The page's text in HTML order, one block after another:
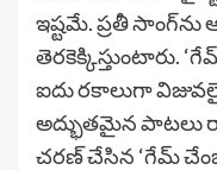
ఇష్ట‌మే. ప్ర‌తీ
తెర‌కెక్కిస్తుంటారు.
ఐదు ర‌కాలుగా
అద్భుత‌మైన పాట‌లు
చ‌ర‌ణ్ చేసిన ‘గేమ్